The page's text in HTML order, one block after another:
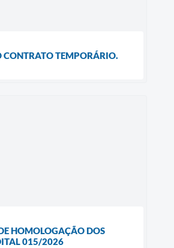
TEMPORÁRIO.
HOMOLOGAÇÃO DOS
015/2026